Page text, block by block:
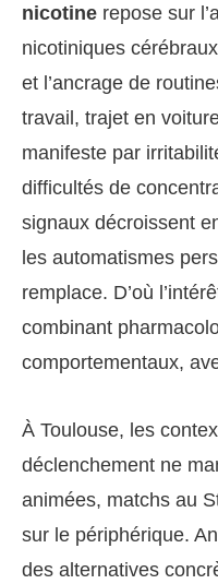
nicotine repose sur
nicotiniques
et l’ancrage de
travail, trajet en
manifeste par
difficultés de
signaux décroissent
les automatismes
remplace. D’où
combinant
comportementaux,
À Toulouse, les
déclenchement ne
animées, matchs au
sur le périphérique.
des alternatives